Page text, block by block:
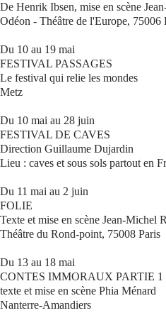
De Henrik Ibsen, mise en scène
Odéon - Théâtre de l'Europe, 75006
Du 10 au 19 mai
FESTIVAL PASSAGES
Le festival qui relie les mondes
Metz
Du 10 mai au 28 juin
FESTIVAL DE CAVES
Direction Guillaume Dujardin
Lieu : caves et sous sols partout en
Du 11 mai au 2 juin
FOLIE
Texte et mise en scène Jean-Michel
Théâtre du Rond-point, 75008 Paris
Du 13 au 18 mai
CONTES IMMORAUX PARTIE
texte et mise en scène Phia Ménard
Nanterre-Amandiers